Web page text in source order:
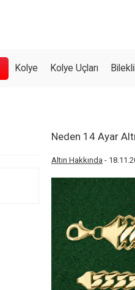
Kolye Kolye Uçları
Neden 14 Ayar
Altın Hakkında -